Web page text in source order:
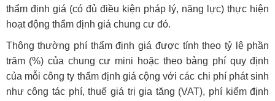
thẩm định giá (có đủ điều kiện pháp lý, năng lực) thực hiện
hoạt động thẩm định giá chung cư đó.
Thông thường phí thẩm định giá được tính theo tỷ lệ phần
trăm (%) của chung cư mini hoặc theo bảng phí quy định
của mỗi công ty thẩm định giá cộng với các chi phí phát sinh
như công tác phí, thuế giá trị gia tăng (VAT), phí kiểm định